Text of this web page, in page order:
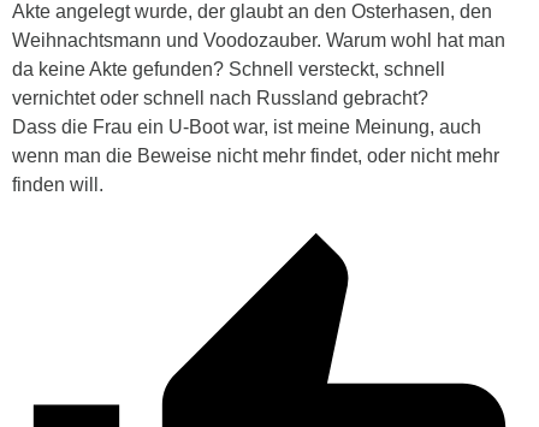
Akte angelegt wurde, der glaubt an den Osterhasen, den
Weihnachtsmann und Voodozauber. Warum wohl hat man
da keine Akte gefunden? Schnell versteckt, schnell
vernichtet oder schnell nach Russland gebracht?
Dass die Frau ein U-Boot war, ist meine Meinung, auch
wenn man die Beweise nicht mehr findet, oder nicht mehr
finden will.